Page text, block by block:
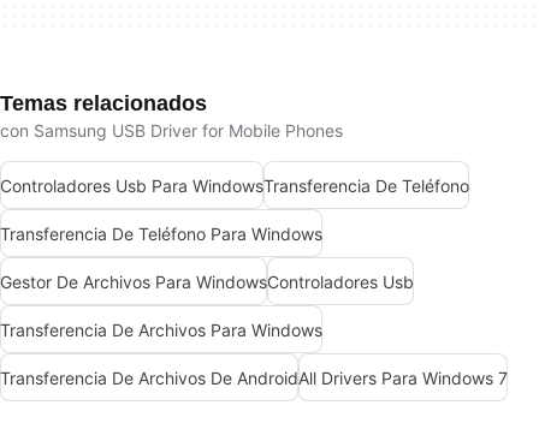
Temas relacionados
con Samsung USB Driver for Mobile Phones
Controladores Usb Para WindowsTransferencia De Teléfono
Transferencia De Teléfono Para Windows
Gestor De Archivos Para WindowsControladores Usb
Transferencia De Archivos Para Windows
Transferencia De Archivos De AndroidAll Drivers Para Windows 7